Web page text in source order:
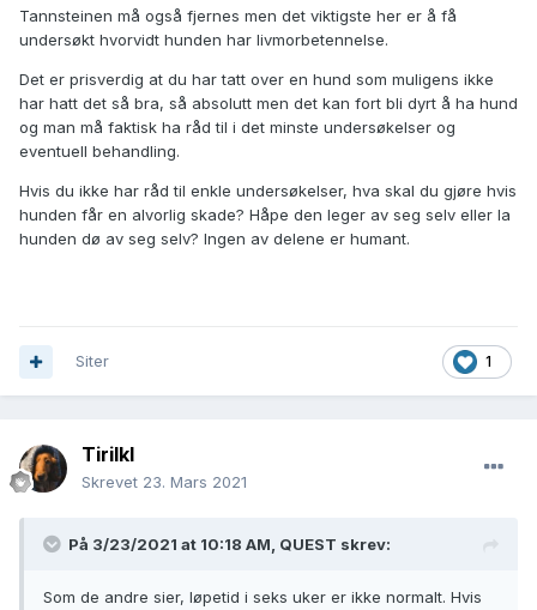
Tannsteinen må også fjernes men det viktigste her er å få
undersøkt hvorvidt hunden har livmorbetennelse.
Det er prisverdig at du har tatt over en hund som muligens ikke
har hatt det så bra, så absolutt men det kan fort bli dyrt å ha hund
og man må faktisk ha råd til i det minste undersøkelser og
eventuell behandling.
Hvis du ikke har råd til enkle undersøkelser, hva skal du gjøre hvis
hunden får en alvorlig skade? Håpe den leger av seg selv eller la
hunden dø av seg selv? Ingen av delene er humant.
1
Siter
Tirilkl
Skrevet 23. Mars 2021
På 3/23/2021 at 10:18 AM, QUEST skrev:
Som de andre sier, løpetid i seks uker er ikke normalt. Hvis